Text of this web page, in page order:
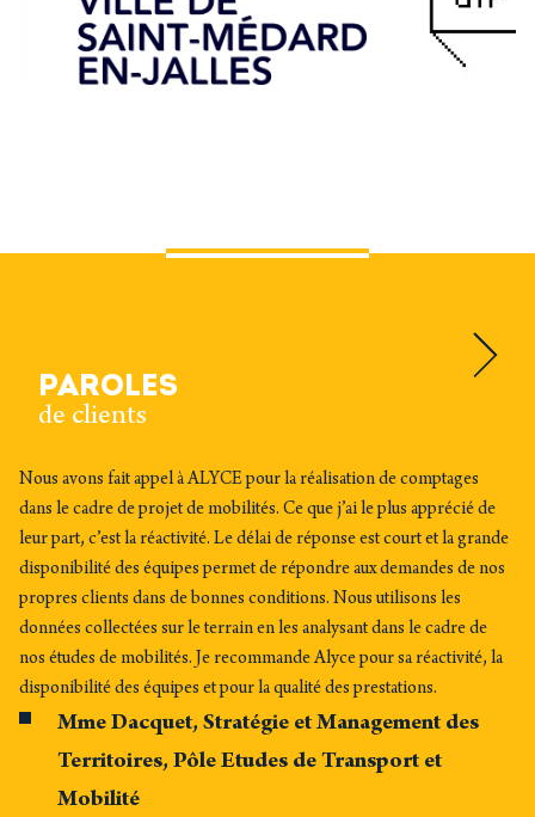
PAROLES
de clients
Nous avons fait appel à ALYCE pour la réalisation de comptages
dans le cadre de projet de mobilités. Ce que j’ai le plus apprécié de
leur part, c’est la réactivité. Le délai de réponse est court et la grande
disponibilité des équipes permet de répondre aux demandes de nos
propres clients dans de bonnes conditions. Nous utilisons les
données collectées sur le terrain en les analysant dans le cadre de
nos études de mobilités. Je recommande Alyce pour sa réactivité, la
disponibilité des équipes et pour la qualité des prestations.
Mme Dacquet, Stratégie et Management des
Territoires, Pôle Etudes de Transport et
Mobilité